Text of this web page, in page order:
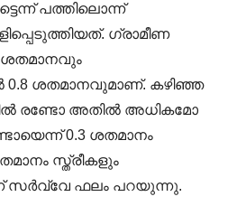
പത്തിലൊന്ന്
ഗ്രാമീണ
ശതമാനവും
0.8 ശതമാനവുമാണ്. കഴിഞ്ഞ
രണ്ടോ അതിൽ അധികമോ
0.3 ശതമാനം
സ്ത്രീകളും
സർവ്വേ ഫലം പറയുന്നു.